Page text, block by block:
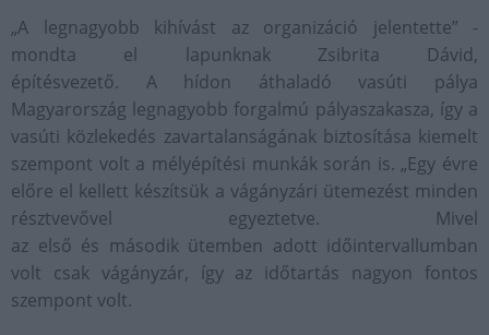
„A legnagyobb kihívást az organizáció jelentette” -
mondta el lapunknak Zsibrita Dávid,
építésvezető. A hídon áthaladó vasúti pálya
Magyarország legnagyobb forgalmú pályaszakasza, így a
vasúti közlekedés zavartalanságának biztosítása kiemelt
szempont volt a mélyépítési munkák során is. „Egy évre
előre el kellett készítsük a vágányzári ütemezést minden
résztvevővel egyeztetve. Mivel
az első és második ütemben adott időintervallumban
volt csak vágányzár, így az időtartás nagyon fontos
szempont volt.